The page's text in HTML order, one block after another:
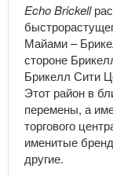
EchoBrickell
Майами –
стороне
Брикелл Сити
Этот район в
перемены, а
торгового
именитые
другие.